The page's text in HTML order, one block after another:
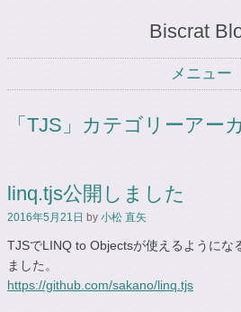
Biscrat
メニュー
「 TJS 」カテゴリーアー
linq.tjs公開しました
2016年5月21日 by 小松 直矢
TJSでLINQ to Objectsが使えるようにな
ました。
https://github.com/sakano/linq.tjs